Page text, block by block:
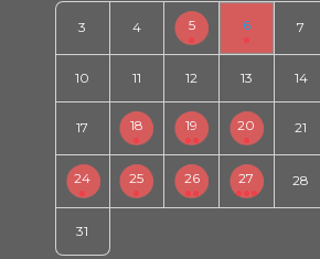
3 4 5 6 7
10 11 12 13 14
17 18 19 20 21
24 25 26 27 28
31